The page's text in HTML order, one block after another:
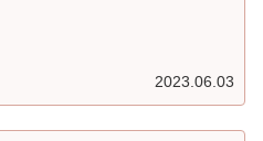
2023.06.03